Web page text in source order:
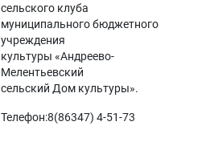
сельского клуба
муниципального бюджетного
учреждения
культуры «Андреево-
Мелентьевский
сельский Дом культуры».
Телефон:8(86347) 4-51-73